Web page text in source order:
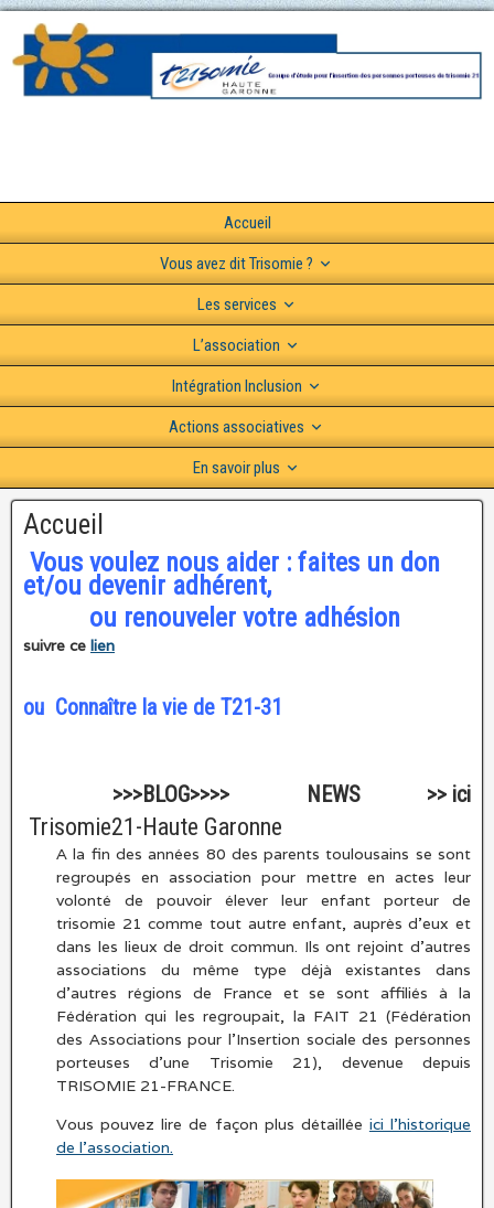
Accueil
Vous avez dit Trisomie ?
Les services
L’association
Intégration Inclusion
Actions associatives
En savoir plus
Accueil
Vous voulez nous aider : faites un don
et/ou devenir adhérent,
ou renouveler votre adhésion
suivre ce lien
ou Connaître la vie de T21-31
>>>BLOG>>>> NEWS >> ici
Trisomie21-Haute Garonne
A la fin des années 80 des parents toulousains se sont
regroupés en association pour mettre en actes leur
volonté de pouvoir élever leur enfant porteur de
trisomie 21 comme tout autre enfant, auprès d’eux et
dans les lieux de droit commun. Ils ont rejoint d’autres
associations du même type déjà existantes dans
d’autres régions de France et se sont affiliés à la
Fédération qui les regroupait, la FAIT 21 (Fédération
des Associations pour l’Insertion sociale des personnes
porteuses d’une Trisomie 21), devenue depuis
TRISOMIE 21-FRANCE.
Vous pouvez lire de façon plus détaillée ici l’historique
de l’association.